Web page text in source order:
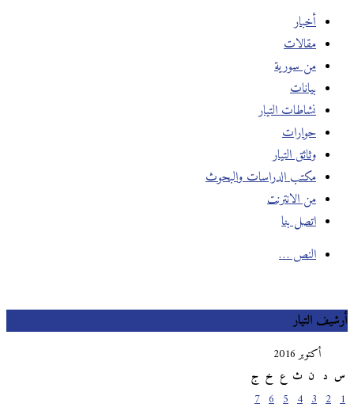
أخبار
مقالات
من سورية
بيانات
نشاطات التيار
حوارات
وثائق التيار
مكتب الدراسات والبحوث
من الانترنت
اتصل بنا
النص …
أرشيف التيار
أكتوبر 2016
س
ث خ ج